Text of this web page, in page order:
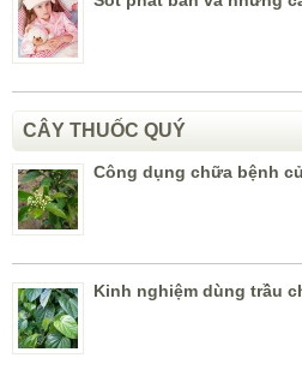
CÂY THUỐC QUÝ
Công dụng chữa bệnh
Kinh nghiệm dùng trầu